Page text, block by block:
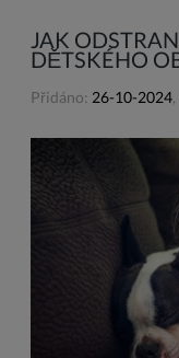
JAK
DĚTSKÉHO
Přidáno: 26-10-2024